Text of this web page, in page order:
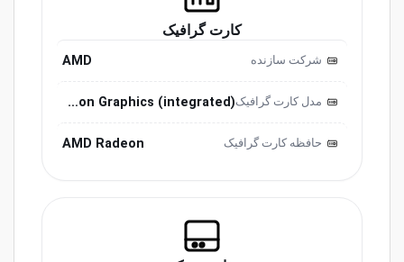
کارت گرافیک
شرکت سازنده AMD
مدل کارت گرافیک Radeon Graphics (integrated)
حافظه کارت گرافیک AMD Radeon